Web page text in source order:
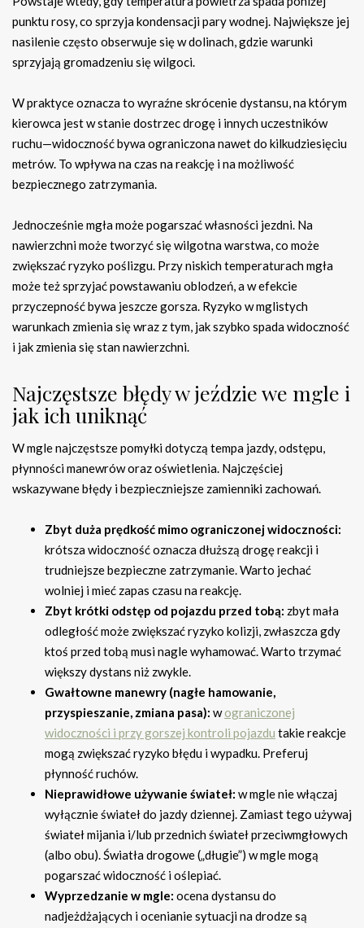
punktu rosy, co sprzyja kondensacji pary wodnej. Największe jej
nasilenie często obserwuje się w dolinach, gdzie warunki
sprzyjają gromadzeniu się wilgoci.
W praktyce oznacza to wyraźne skrócenie dystansu, na którym
kierowca jest w stanie dostrzec drogę i innych uczestników
ruchu—widoczność bywa ograniczona nawet do kilkudziesięciu
metrów. To wpływa na czas na reakcję i na możliwość
bezpiecznego zatrzymania.
Jednocześnie mgła może pogarszać własności jezdni. Na
nawierzchni może tworzyć się wilgotna warstwa, co może
zwiększać ryzyko poślizgu. Przy niskich temperaturach mgła
może też sprzyjać powstawaniu oblodzeń, a w efekcie
przyczepność bywa jeszcze gorsza. Ryzyko w mglistych
warunkach zmienia się wraz z tym, jak szybko spada widoczność
i jak zmienia się stan nawierzchni.
Najczęstsze błędy w jeździe we mgle i
jak ich uniknąć
W mgle najczęstsze pomyłki dotyczą tempa jazdy, odstępu,
płynności manewrów oraz oświetlenia. Najczęściej
wskazywane błędy i bezpieczniejsze zamienniki zachowań.
Zbyt duża prędkość mimo ograniczonej widoczności:
krótsza widoczność oznacza dłuższą drogę reakcji i
trudniejsze bezpieczne zatrzymanie. Warto jechać
wolniej i mieć zapas czasu na reakcję.
Zbyt krótki odstęp od pojazdu przed tobą: zbyt mała
odległość może zwiększać ryzyko kolizji, zwłaszcza gdy
ktoś przed tobą musi nagle wyhamować. Warto trzymać
większy dystans niż zwykle.
Gwałtowne manewry (nagłe hamowanie,
przyspieszanie, zmiana pasa): wograniczonej
widoczności i przy gorszej kontroli pojazdu takie reakcje
mogą zwiększać ryzyko błędu i wypadku. Preferuj
płynność ruchów.
Nieprawidłowe używanie świateł: w mgle nie włączaj
wyłącznie świateł do jazdy dziennej. Zamiast tego używaj
świateł mijania i/lub przednich świateł przeciwmgłowych
(albo obu). Światła drogowe („długie”) w mgle mogą
pogarszać widoczność i oślepiać.
Wyprzedzanie w mgle: ocena dystansu do
nadjeżdżających i ocenianie sytuacji na drodze są